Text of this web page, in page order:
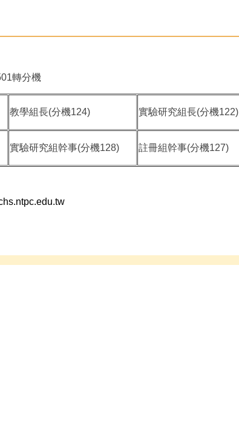
轉分機
教學組長(分機124) 實驗研究組長(分機122)
實驗研究組幹事(分機128) 註冊組幹事(分機127)